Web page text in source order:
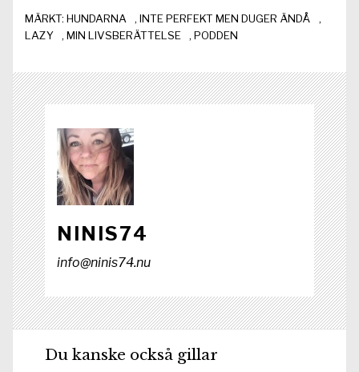
MÄRKT: HUNDARNA , INTE PERFEKT MEN DUGER ÄNDÅ
,
LAZY
, MIN LIVSBERÄTTELSE , PODDEN
NINIS74
info@ninis74.nu
Du kanske också gillar